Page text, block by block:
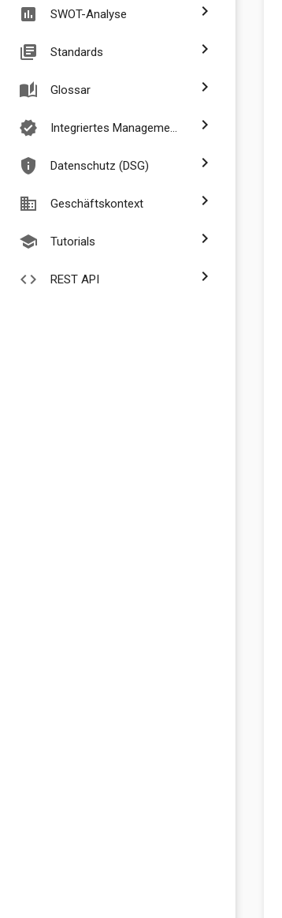
assessment SWOT-Analyse chevron_right
library_books Standards chevron_right
auto_stories Glossar chevron_right
verified Integriertes Managementsystem chevron_right
privacy_tip Datenschutz (DSG) chevron_right
business Geschäftskontext chevron_right
school Tutorials chevron_right
code REST API chevron_right